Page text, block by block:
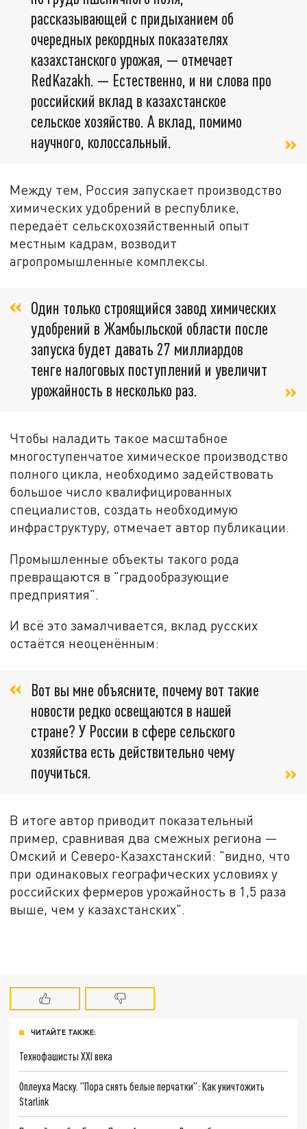
рассказывающей с придыханием об
очередных рекордных показателях
казахстанского урожая, — отмечает
RedKazakh. — Естественно, и ни слова про
российский вклад в казахстанское
сельское хозяйство. А вклад, помимо
научного, колоссальный.
Между тем, Россия запускает производство
химических удобрений в республике,
передаёт сельскохозяйственный опыт
местным кадрам, возводит
агропромышленные комплексы.
Один только строящийся завод химических
удобрений в Жамбыльской области после
запуска будет давать 27 миллиардов
тенге налоговых поступлений и увеличит
урожайность в несколько раз.
Чтобы наладить такое масштабное
многоступенчатое химическое производство
полного цикла, необходимо задействовать
большое число квалифицированных
специалистов, создать необходимую
инфраструктуру, отмечает автор публикации.
Промышленные объекты такого рода
превращаются в "градообразующие
предприятия".
И всё это замалчивается, вклад русских
остаётся неоценённым:
Вот вы мне объясните, почему вот такие
новости редко освещаются в нашей
стране? У России в сфере сельского
хозяйства есть действительно чему
поучиться.
В итоге автор приводит показательный
пример, сравнивая два смежных региона —
Омский и Северо-Казахстанский: "видно, что
при одинаковых географических условиях у
российских фермеров урожайность в 1,5 раза
выше, чем у казахстанских".
ЧИТАЙТЕ ТАКЖЕ:
Технофашисты XXI века
Оплеуха Маску. "Пора снять белые перчатки": Как уничтожить
Starlink